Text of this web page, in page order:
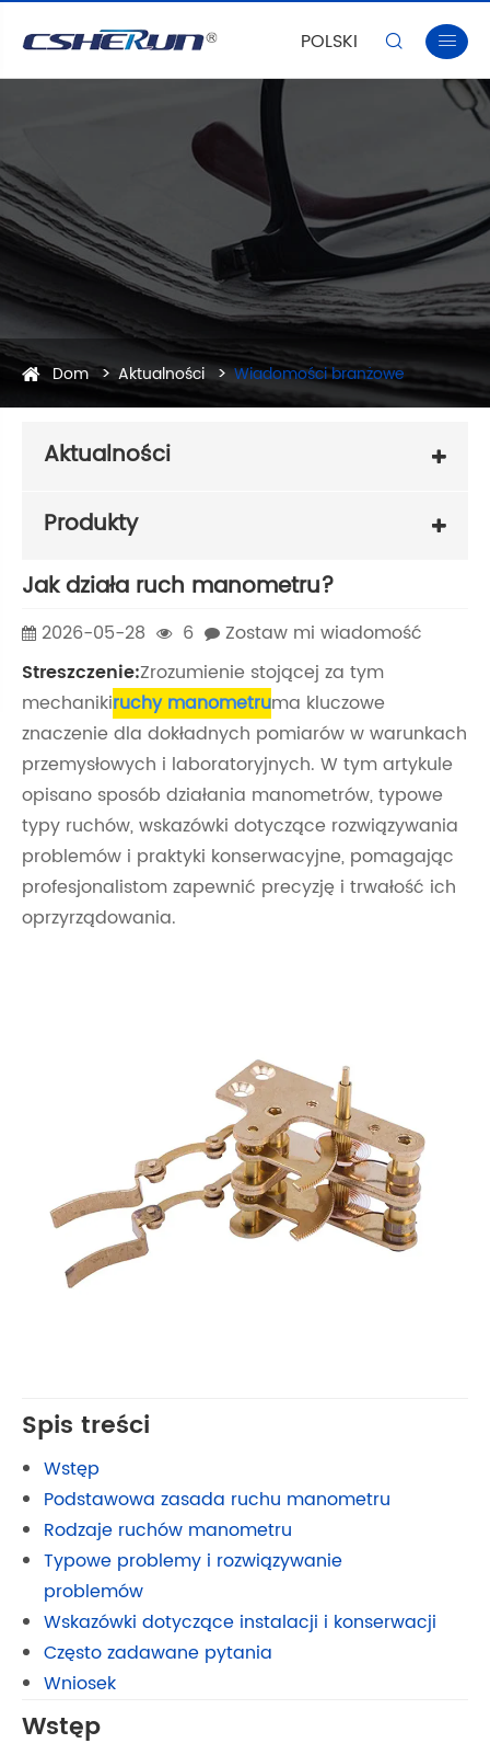
POLSKI  
Dom Aktualności Wiadomości branżowe
Aktualności
Produkty
Jak działa ruch manometru?
2026-05-28 6
Zostaw mi wiadomość
Streszczenie:Zrozumienie stojącej za tym
mechanikiruchy manometruma kluczowe
znaczenie dla dokładnych pomiarów w warunkach
przemysłowych i laboratoryjnych. W tym artykule
opisano sposób działania manometrów, typowe
typy ruchów, wskazówki dotyczące rozwiązywania
problemów i praktyki konserwacyjne, pomagając
profesjonalistom zapewnić precyzję i trwałość ich
oprzyrządowania.
Spis treści
Wstęp
Podstawowa zasada ruchu manometru
Rodzaje ruchów manometru
Typowe problemy i rozwiązywanie
problemów
Wskazówki dotyczące instalacji i konserwacji
Często zadawane pytania
Wniosek
Wstęp